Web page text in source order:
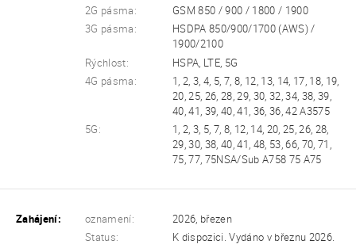
2G pásma:
GSM 850 / 900 / 1800 / 1900
3G pásma:
HSDPA 850/900/1700 (AWS) /
1900/2100
Rýchlost:
HSPA, LTE, 5G
4G pásma:
1, 2, 3, 4, 5, 7, 8, 12, 13, 14, 17, 18, 19,
20, 25, 26, 28, 29, 30, 32, 34, 38, 39,
40, 41, 39, 40, 41, 36, 36, 42 A3575
5G:
1, 2, 3, 5, 7, 8, 12, 14, 20, 25, 26, 28,
29, 30, 38, 40, 41, 48, 53, 66, 70, 71,
75, 77, 75NSA/Sub A758 75 A75
Zahájení: oznamení:
2026, březen
Status:
K dispozici. Vydáno v březnu 2026.